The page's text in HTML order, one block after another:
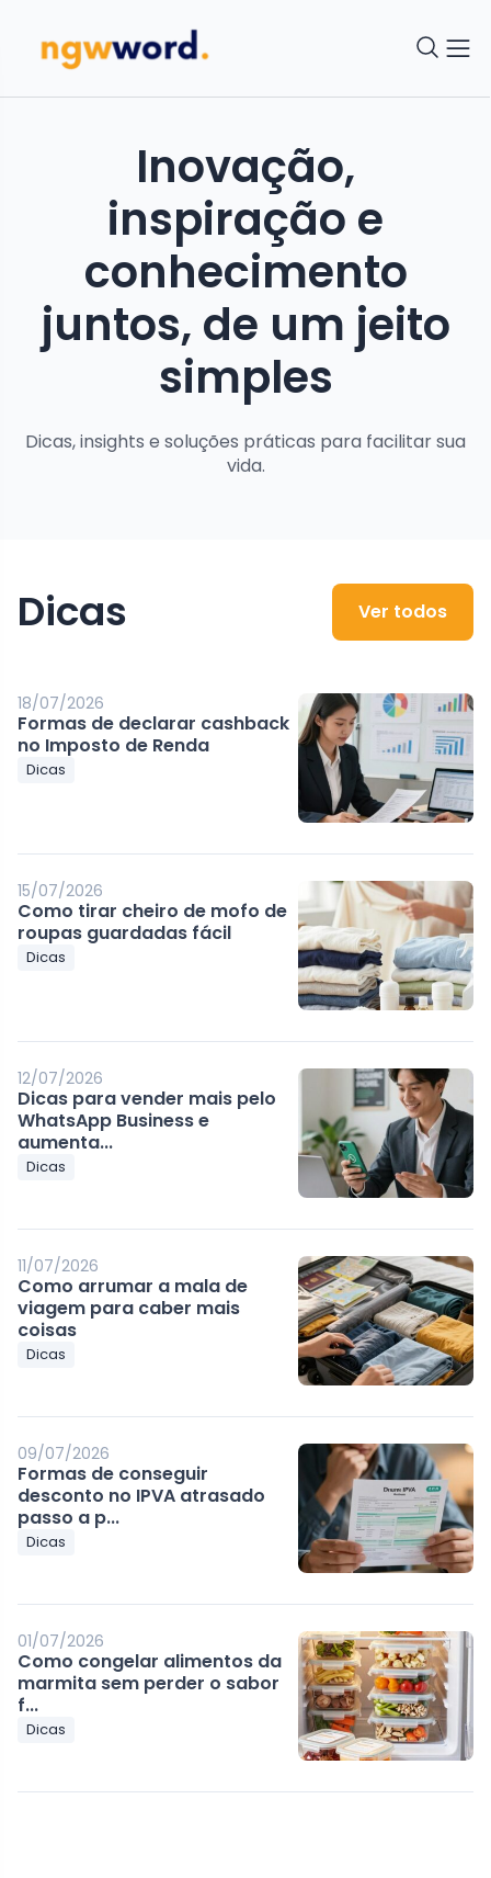
Inovação,
inspiração e
conhecimento
juntos, de um jeito
simples
Dicas, insights e soluções práticas para facilitar sua
vida.
Dicas Ver todos
18/07/2026
Formas de declarar cashback
no Imposto de Renda
Dicas
15/07/2026
Como tirar cheiro de mofo de
roupas guardadas fácil
Dicas
12/07/2026
Dicas para vender mais pelo
WhatsApp Business e
aumenta...
Dicas
11/07/2026
Como arrumar a mala de
viagem para caber mais
coisas
Dicas
09/07/2026
Formas de conseguir
desconto no IPVA atrasado
passo a p...
Dicas
01/07/2026
Como congelar alimentos da
marmita sem perder o sabor
f...
Dicas